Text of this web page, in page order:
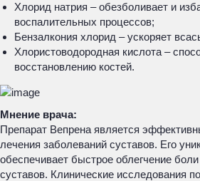
Хлорид натрия – обезболивает и
воспалительных процессов;
Бензалкония хлорид – ускоряет
Хлористоводородная кислота –
восстановлению костей.
Мнение врача:
Препарат Вепрена является
лечения заболеваний суставов. Его
обеспечивает быстрое облегчение
суставов. Клинические исследования